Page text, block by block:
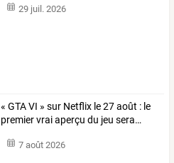
29 juil. 2026
« GTAVI » sur Netflix le27août : le
premiervraiaperçu du jeu sera…
7 août 2026